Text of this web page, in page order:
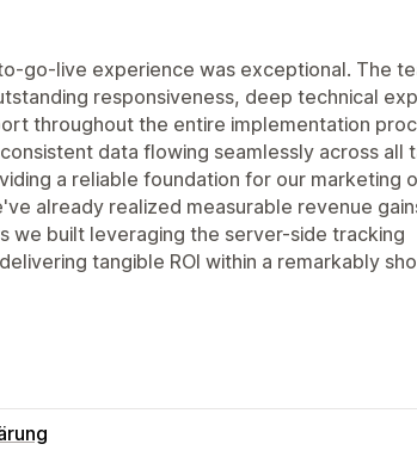
go-live experience was exceptional. The
responsiveness, deep technical
throughout the entire implementation
data flowing seamlessly across all
a reliable foundation for our marketing
already realized measurable revenue
we built leveraging the server-side tracking
tangible ROI within a remarkably